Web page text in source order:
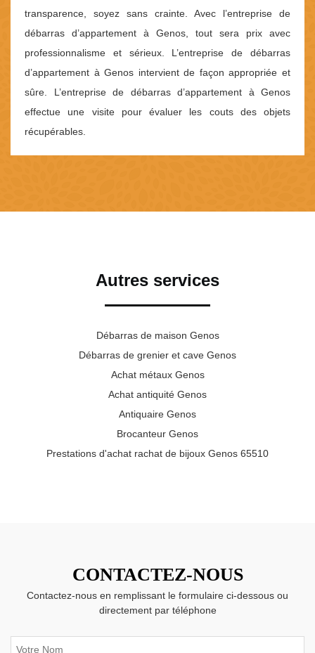
transparence, soyez sans crainte. Avec l’entreprise de
débarras d’appartement à Genos, tout sera prix avec
professionnalisme et sérieux. L’entreprise de débarras
d’appartement à Genos intervient de façon appropriée et
sûre. L’entreprise de débarras d’appartement à Genos
effectue une visite pour évaluer les couts des objets
récupérables.
Autres services
Débarras de maison Genos
Débarras de grenier et cave Genos
Achat métaux Genos
Achat antiquité Genos
Antiquaire Genos
Brocanteur Genos
Prestations d'achat rachat de bijoux Genos 65510
CONTACTEZ-NOUS
Contactez-nous en remplissant le formulaire ci-dessous ou
directement par téléphone